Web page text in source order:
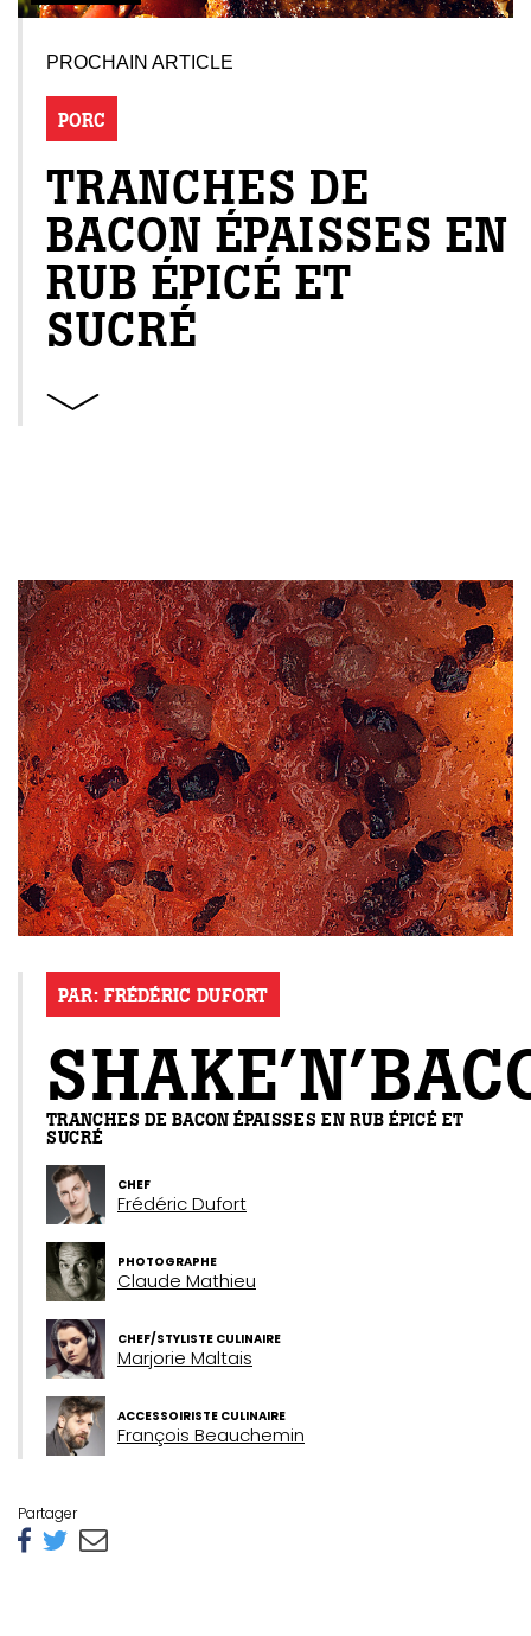
PROCHAIN ARTICLE
PORC
TRANCHES DE
BACON ÉPAISSES EN
RUB ÉPICÉ ET
SUCRÉ
PAR: FRÉDÉRIC DUFORT
TRANCHES DE BACON ÉPAISSES EN RUB ÉPICÉ ET
SUCRÉ
CHEF
Frédéric Dufort
PHOTOGRAPHE
Claude Mathieu
CHEF/STYLISTE CULINAIRE
Marjorie Maltais
ACCESSOIRISTE CULINAIRE
François Beauchemin
Partager